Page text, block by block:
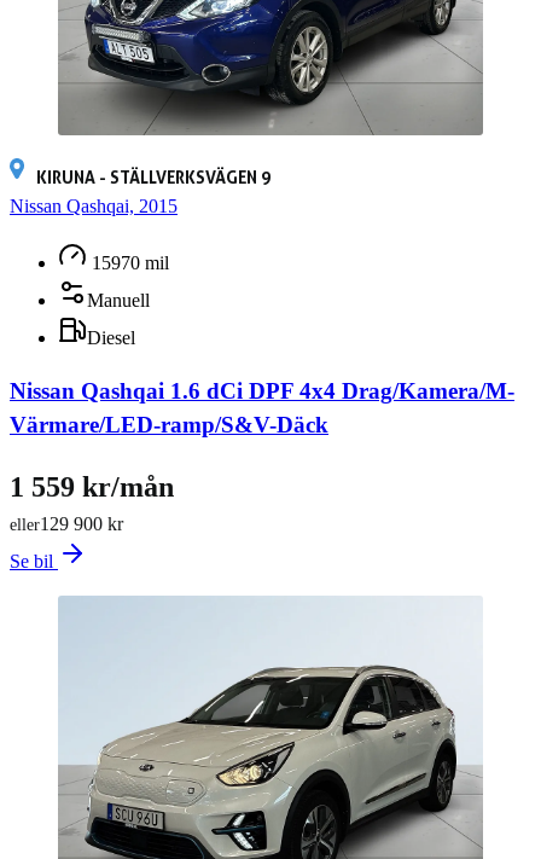
KIRUNA - STÄLLVERKSVÄGEN 9
Nissan Qashqai, 2015
15970 mil
Manuell
Diesel
Nissan Qashqai 1.6 dCi DPF 4x4 Drag/Kamera/M-
Värmare/LED-ramp/S&V-Däck
129 900 kr
eller
1 559 kr/mån
Se bil